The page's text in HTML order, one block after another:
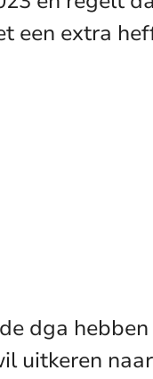
een extra
dga
uitkeren